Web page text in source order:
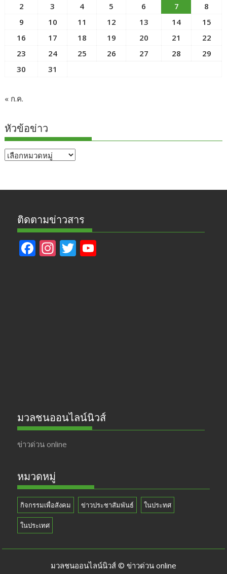
2
3 4 5 6 7
8
9
10 11 12 13 14
15
16
17 18 19 20 21
22
23
24 25 26 27 28
29
30
31
« ก.ค.
หัวข้อข่าว
หัวข้อ
ติดตามข่าวสาร
F In T
มวลชนออนไลน์นิวส์
ข่าวด่วน online
หมวดหมู่
กิจกรรมเพื่อสังคม ข่าวประชาสัมพันธ์ ในประทศ
ในประเทศ
มวลชนออนไลน์นิวส์ © ข่าวด่วน online